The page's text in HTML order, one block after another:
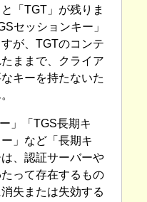
「TGT」が残りま
セッションキー」
が、TGTのコンテ
ままで、クライア
キーを持たないた
」「TGS長期キ
」など「長期キ
、認証サーバーや
って存在するもの
失または失効する